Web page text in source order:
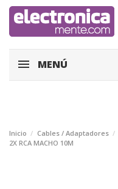
MENÚ
Inicio Cables / Adaptadores
2X RCA MACHO 10M